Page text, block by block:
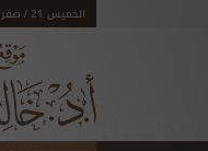
الخميس 21 / صفر / 1448 - 06 / أغسطس 2026